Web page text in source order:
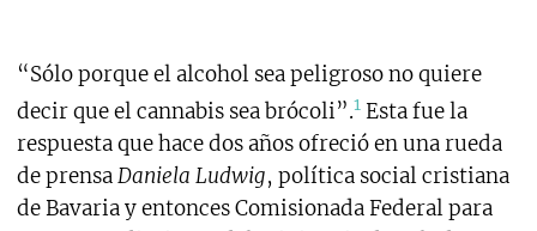
“Sólo porque el alcohol sea peligroso no quiere
decir que el cannabis sea brócoli”.1Esta fue la
respuesta que hace dos años ofreció en una rueda
de prensaDaniela Ludwig, política social cristiana
de Bavaria y entonces Comisionada Federal para